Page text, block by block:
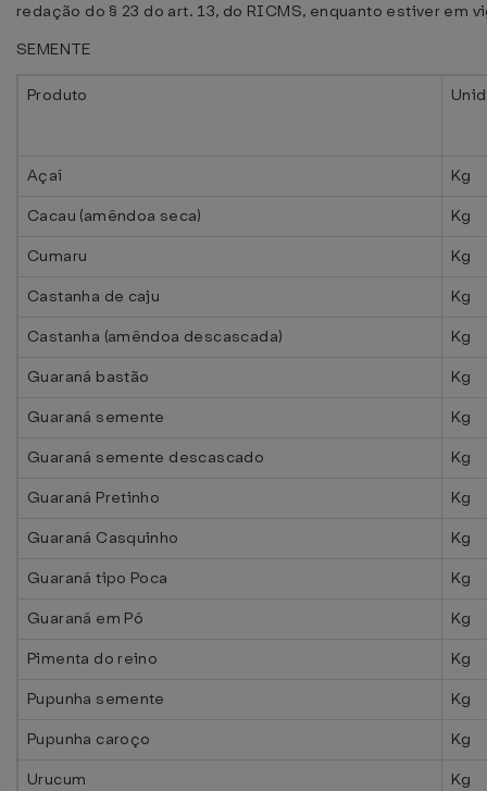
redação do § 23 do art. 13, do RICMS, enquanto estiver em
SEMENTE
Produto
Açaí
Kg
Cacau (amêndoa seca)
Kg
Cumaru
Kg
Castanha de caju
Kg
Castanha (amêndoa descascada)
Kg
Guaraná bastão
Kg
Guaraná semente
Kg
Guaraná semente descascado
Kg
Guaraná Pretinho
Kg
Guaraná Casquinho
Kg
Guaraná tipo Poca
Kg
Guaraná em Pó
Kg
Pimenta do reino
Kg
Pupunha semente
Kg
Pupunha caroço
Kg
Urucum
Kg